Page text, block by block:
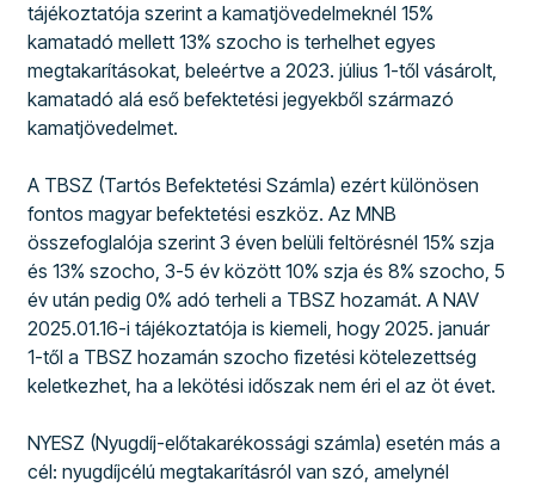
tájékoztatója szerint a kamatjövedelmeknél 15%
kamatadó mellett 13% szocho is terhelhet egyes
megtakarításokat, beleértve a 2023. július 1-től vásárolt,
kamatadó alá eső befektetési jegyekből származó
kamatjövedelmet.
A TBSZ (Tartós Befektetési Számla) ezért különösen
fontos magyar befektetési eszköz. Az MNB
összefoglalója szerint 3 éven belüli feltörésnél 15% szja
és 13% szocho, 3-5 év között 10% szja és 8% szocho, 5
év után pedig 0% adó terheli a TBSZ hozamát. A NAV
2025.01.16-i tájékoztatója is kiemeli, hogy 2025. január
1-től a TBSZ hozamán szocho fizetési kötelezettség
keletkezhet, ha a lekötési időszak nem éri el az öt évet.
NYESZ (Nyugdíj-előtakarékossági számla) esetén más a
cél: nyugdíjcélú megtakarításról van szó, amelynél